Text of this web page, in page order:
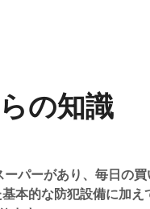
の知識
パーがあり、毎日の
本的な防犯設備に加え